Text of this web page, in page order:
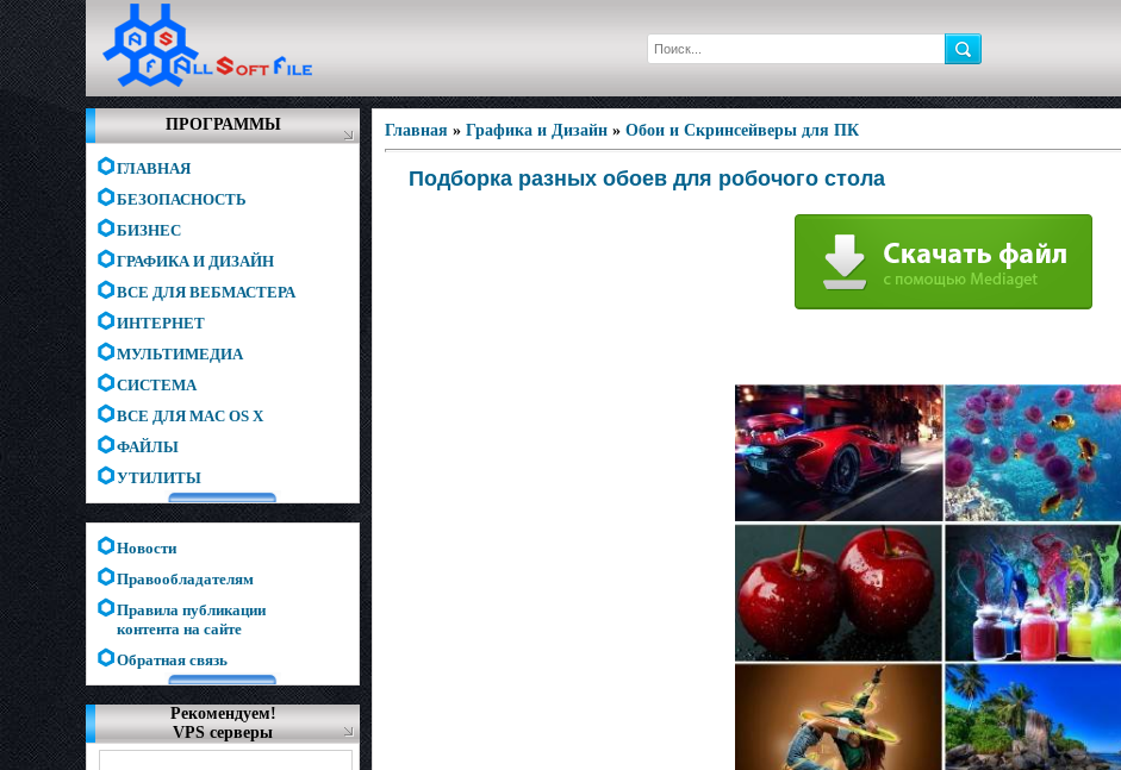
ПРОГРАММЫ
ГЛАВНАЯ
БЕЗОПАСНОСТЬ
БИЗНЕС
ГРАФИКА И ДИЗАЙН
ВСЕ ДЛЯ ВЕБМАСТЕРА
ИНТЕРНЕТ
МУЛЬТИМЕДИА
СИСТЕМА
ВСЕ ДЛЯ MAC OS X
ФАЙЛЫ
УТИЛИТЫ
Новости
Правообладателям
Правила публикации
контента на сайте
Обратная связь
Рекомендуем!
VPS серверы
Главная » Графика и Дизайн » Обои и Скринсейверы для ПК
Подборка разных обоев для робочого стола